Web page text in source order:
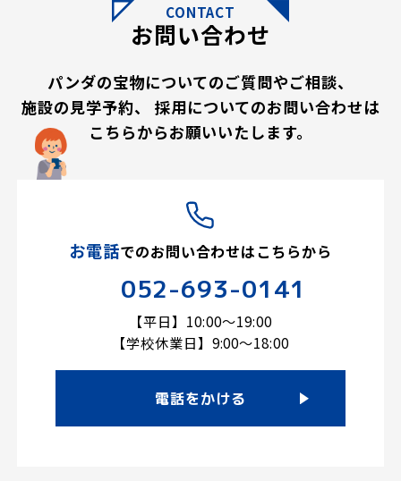
CONTACT
お問い合わせ
パンダの宝物についてのご質問やご相談、
施設の見学予約、
採用についてのお問い合わせは
こちらからお願いいたします。
お電話でのお問い合わせはこちらから
052-693-0141
【平日】10:00～19:00
【学校休業日】9:00～18:00
電話をかける